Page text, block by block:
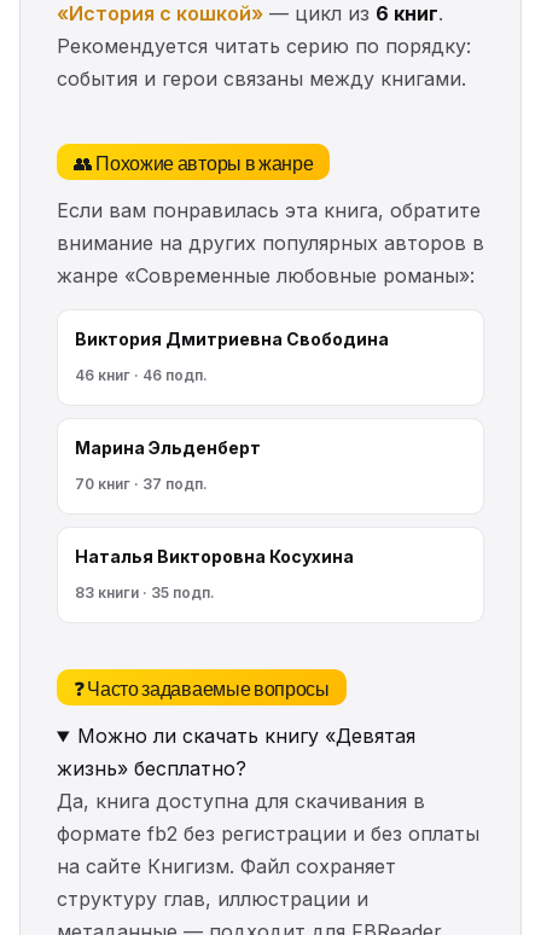
«История с кошкой» — цикл из 6 книг.
Рекомендуется читать серию по порядку:
события и герои связаны между книгами.
👥 Похожие авторы в жанре
Если вам понравилась эта книга, обратите
внимание на других популярных авторов в
жанре «Современные любовные романы»:
Виктория Дмитриевна Свободина
46 книг · 46 подп.
Марина Эльденберт
70 книг · 37 подп.
Наталья Викторовна Косухина
83 книги · 35 подп.
❓ Часто задаваемые вопросы
Можно ли скачать книгу «Девятая
жизнь» бесплатно?
Да, книга доступна для скачивания в
формате fb2 без регистрации и без оплаты
на сайте Книгизм. Файл сохраняет
структуру глав, иллюстрации и